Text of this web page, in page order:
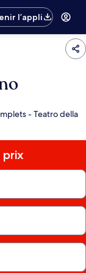
l’appli
- Teatro della
prix